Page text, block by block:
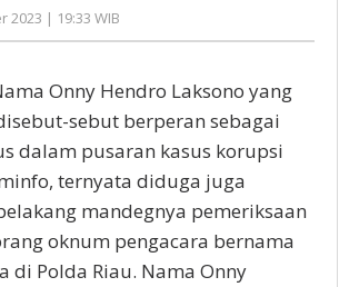
2023 | 19:33 WIB
Administrator
Onny Hendro Laksono yang
sebut berperan sebagai
dalam pusaran kasus korupsi
ternyata diduga juga
mandegnya pemeriksaan
oknum pengacara bernama
di Polda Riau. Nama Onny